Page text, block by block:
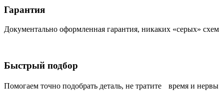
Гарантия
Документально оформленная гарантия, никаких «серых» схем
Быстрый подбор
Помогаем точно подобрать деталь, не тратите время и нервы